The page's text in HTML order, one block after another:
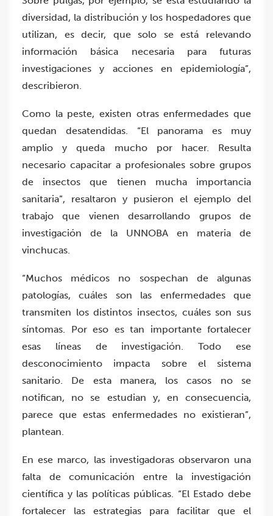
diversidad, la distribución y los hospedadores que
utilizan, es decir, que solo se está relevando
información básica necesaria para futuras
investigaciones y acciones en epidemiología”,
describieron.
Como la peste, existen otras enfermedades que
quedan desatendidas. “El panorama es muy
amplio y queda mucho por hacer. Resulta
necesario capacitar a profesionales sobre grupos
de insectos que tienen mucha importancia
sanitaria”, resaltaron y pusieron el ejemplo del
trabajo que vienen desarrollando grupos de
investigación de la UNNOBA en materia de
vinchucas.
“Muchos médicos no sospechan de algunas
patologías, cuáles son las enfermedades que
transmiten los distintos insectos, cuáles son sus
síntomas. Por eso es tan importante fortalecer
esas líneas de investigación. Todo ese
desconocimiento impacta sobre el sistema
sanitario. De esta manera, los casos no se
notifican, no se estudian y, en consecuencia,
parece que estas enfermedades no existieran”,
plantean.
En ese marco, las investigadoras observaron una
falta de comunicación entre la investigación
científica y las políticas públicas. “El Estado debe
fortalecer las estrategias para facilitar que el